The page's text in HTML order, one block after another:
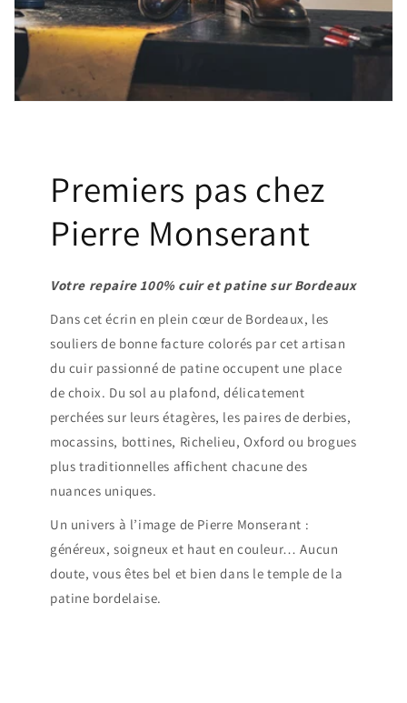
Premiers pas chez
Pierre Monserant
Votre repaire 100% cuir et patine sur Bordeaux
Dans cet écrin en plein cœur de Bordeaux, les
souliers de bonne facture colorés par cet artisan
du cuir passionné de patine occupent une place
de choix. Du sol au plafond, délicatement
perchées sur leurs étagères, les paires de derbies,
mocassins, bottines, Richelieu, Oxford ou brogues
plus traditionnelles affichent chacune des
nuances uniques.
Un univers à l’image de Pierre Monserant :
généreux, soigneux et haut en couleur… Aucun
doute, vous êtes bel et bien dans le temple de la
patine bordelaise.